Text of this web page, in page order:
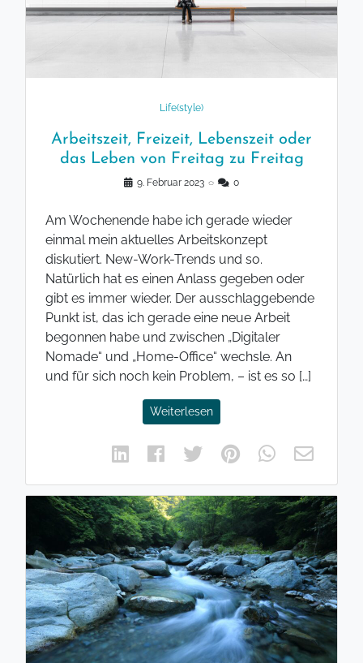
Life(style)
Arbeitszeit, Freizeit, Lebenszeit oder
das Leben von Freitag zu Freitag
9. Februar 2023 ◌ 0
Am Wochenende habe ich gerade wieder
einmal mein aktuelles Arbeitskonzept
diskutiert. New-Work-Trends und so.
Natürlich hat es einen Anlass gegeben oder
gibt es immer wieder. Der ausschlaggebende
Punkt ist, das ich gerade eine neue Arbeit
begonnen habe und zwischen „Digitaler
Nomade“ und „Home-Office“ wechsle. An
und für sich noch kein Problem, – ist es so […]
Weiterlesen